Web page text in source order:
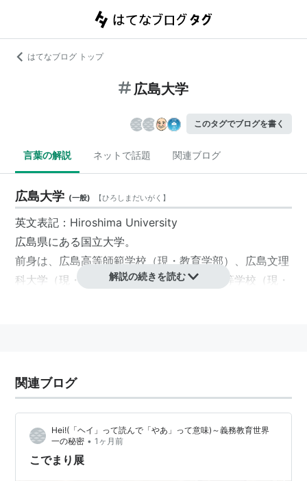
はてなブログ トップ
広島大学
このタグでブログを書く
言葉の解説 ネットで話題 関連ブログ
広島大学 (一般) 【ひろしまだいがく 】
英文表記：Hiroshima University
広島県にある国立大学。
前身は、広島高等師範学校（現・教育学部）、広島文理
科大学（現・文学部及び理学部）、広島高等学校（現・
解説の続きを読む
関連ブログ
Hei!(「ヘイ」って読んで「やあ」って意味)～義務教育世界
一の秘密 • 1ヶ月前
こでまり展